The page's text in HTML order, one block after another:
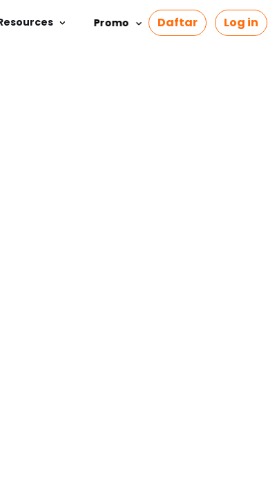
Promo Daftar Log in